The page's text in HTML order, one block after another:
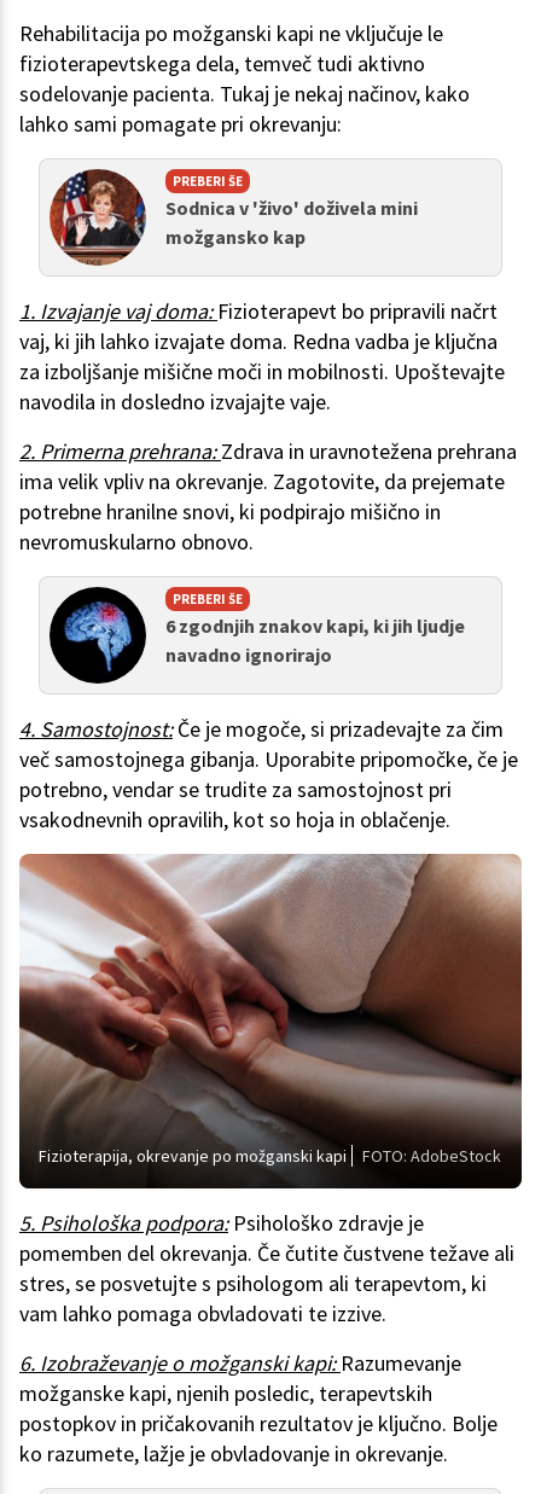
Rehabilitacija po možganski kapi ne vključuje le
fizioterapevtskega dela, temveč tudi aktivno
sodelovanje pacienta. Tukaj je nekaj načinov, kako
lahko sami pomagate pri okrevanju:
PREBERI ŠE
Sodnica v 'živo' doživela mini
možgansko kap
1. Izvajanje vaj doma:Fizioterapevt bo pripravili načrt
vaj, ki jih lahko izvajate doma. Redna vadba je ključna
za izboljšanje mišične moči in mobilnosti. Upoštevajte
navodila in dosledno izvajajte vaje.
2. Primerna prehrana:Zdrava in uravnotežena prehrana
ima velik vpliv na okrevanje. Zagotovite, da prejemate
potrebne hranilne snovi, ki podpirajo mišično in
nevromuskularno obnovo.
PREBERI ŠE
6 zgodnjih znakov kapi, ki jih ljudje
navadno ignorirajo
4. Samostojnost:Če je mogoče, si prizadevajte za čim
več samostojnega gibanja. Uporabite pripomočke, če je
potrebno, vendar se trudite za samostojnost pri
vsakodnevnih opravilih, kot so hoja in oblačenje.
Fizioterapija, okrevanje po možganski kapi FOTO: AdobeStock
5. Psihološka podpora:Psihološko zdravje je
pomemben del okrevanja. Če čutite čustvene težave ali
stres, se posvetujte s psihologom ali terapevtom, ki
vam lahko pomaga obvladovati te izzive.
6. Izobraževanje o možganski kapi:Razumevanje
možganske kapi, njenih posledic, terapevtskih
postopkov in pričakovanih rezultatov je ključno. Bolje
ko razumete, lažje je obvladovanje in okrevanje.